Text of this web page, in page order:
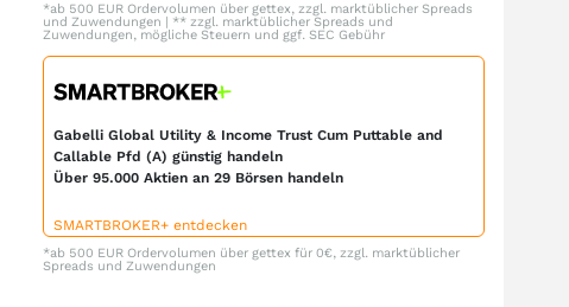
*ab 500 EUR Ordervolumen über gettex, zzgl. marktüblicher Spreads
und Zuwendungen | ** zzgl. marktüblicher Spreads und
Zuwendungen, mögliche Steuern und ggf. SEC Gebühr
Gabelli Global Utility & Income Trust Cum Puttable and
Callable Pfd (A) günstig handeln
Über 95.000 Aktien an 29 Börsen handeln
SMARTBROKER+ entdecken
*ab 500 EUR Ordervolumen über gettex für 0€, zzgl. marktüblicher
Spreads und Zuwendungen